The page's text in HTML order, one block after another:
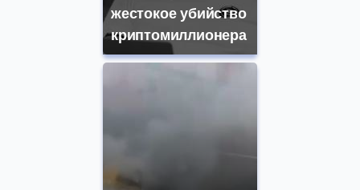
жестокое убийство
криптомиллионера